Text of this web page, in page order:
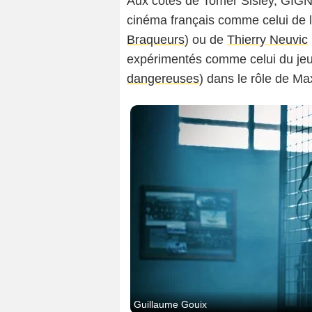
cinéma français comme celui de
Braqueurs) ou de Thierry Neuvic
expérimentés comme celui du
dangereuses) dans le rôle de
Guillaume Gouix